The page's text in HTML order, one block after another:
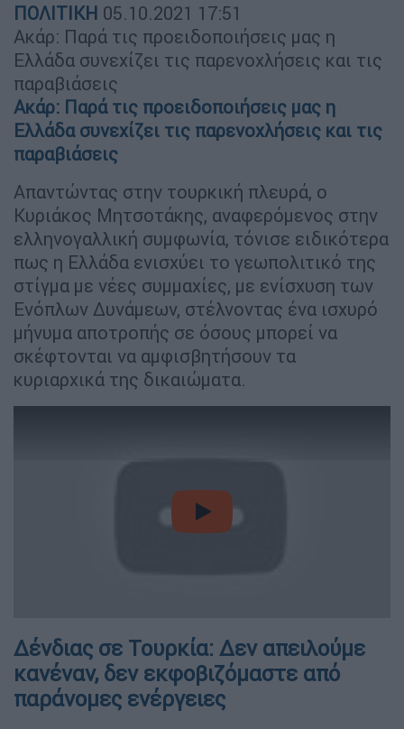
ΠΟΛΙΤΙΚΗ 05.10.2021 17:51
Ακάρ: Παρά τις προειδοποιήσεις μας η
Ελλάδα συνεχίζει τις παρενοχλήσεις και τις
παραβιάσεις
Ακάρ: Παρά τις προειδοποιήσεις μας η
Ελλάδα συνεχίζει τις παρενοχλήσεις και τις
παραβιάσεις
Απαντώντας στην τουρκική πλευρά, ο
Κυριάκος Μητσοτάκης, αναφερόμενος στην
ελληνογαλλική συμφωνία, τόνισε ειδικότερα
πως η Ελλάδα ενισχύει το γεωπολιτικό της
στίγμα με νέες συμμαχίες, με ενίσχυση των
Ενόπλων Δυνάμεων, στέλνοντας ένα ισχυρό
μήνυμα αποτροπής σε όσους μπορεί να
σκέφτονται να αμφισβητήσουν τα
κυριαρχικά της δικαιώματα.
video
Δένδιας σε Τουρκία: Δεν απειλούμε
κανέναν, δεν εκφοβιζόμαστε από
παράνομες ενέργειες